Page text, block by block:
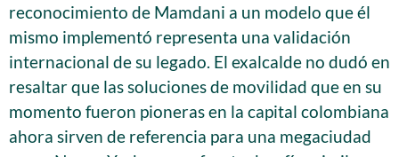
reconocimiento de Mamdani a un modelo que él
mismo implementó representa una validación
internacional de su legado. El exalcalde no dudó en
resaltar que las soluciones de movilidad que en su
momento fueron pioneras en la capital colombiana
ahora sirven de referencia para una megaciudad